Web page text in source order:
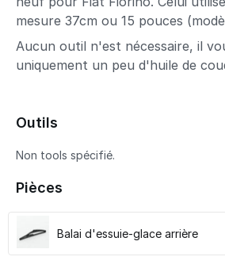
mesure 37cm ou 15 pouces
Aucun outil n'est nécessaire, il
uniquement un peu d'huile de
Outils
Non tools spécifié.
Pièces
Balai d'essuie-glace arrière